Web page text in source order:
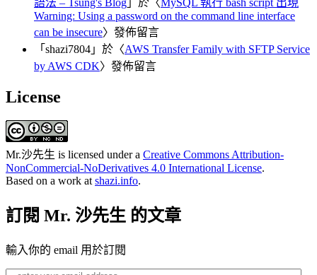
Warning: Using a password on the command line interface
can be insecure〉發佈留言
「 shazi7804 」於〈AWS Transfer Family with SFTP Service
by AWS CDK〉發佈留言
License
Mr.沙先生 is licensed under a Creative Commons Attribution-
NonCommercial-NoDerivatives 4.0 International License.
Based on a work atshazi.info.
訂閱 Mr. 沙先生 的文章
輸入你的 email 用於訂閱